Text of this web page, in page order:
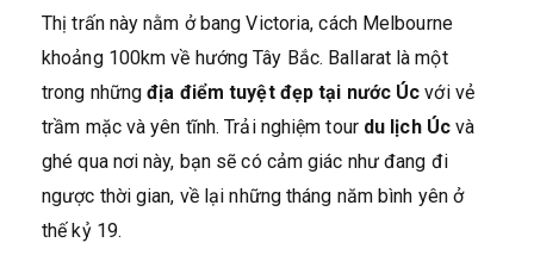
Thị trấn này nằm ở bang Victoria, cách Melbourne
khoảng 100km về hướng Tây Bắc. Ballarat là một
trong nhữngđịa điểm tuyệt đẹp tại nước Úc với vẻ
trầm mặc và yên tĩnh. Trải nghiệm tour du lịch Úcvà
ghé qua nơi này, bạn sẽ có cảm giác như đang đi
ngược thời gian, về lại những tháng năm bình yên ở
thế kỷ 19.